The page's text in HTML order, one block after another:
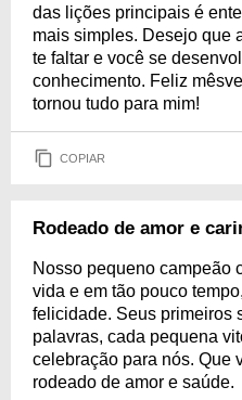
das lições principais é
mais simples. Desejo que
te faltar e você se
conhecimento. Feliz
tornou tudo para mim!
COPIAR
Rodeado de amor e
Nosso pequeno campeão
vida e em tão pouco
felicidade. Seus primeiros
palavras, cada pequena
celebração para nós. Que
rodeado de amor e saúde.